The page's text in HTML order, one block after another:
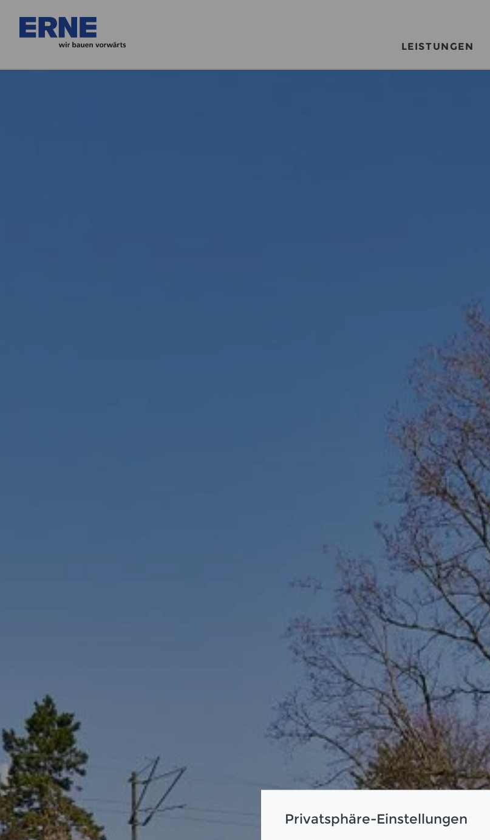
Privatsphäre-Einstellungen
LEISTUNGEN